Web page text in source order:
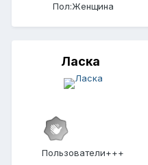
Пол:Женщина
Ласка
Пользователи+++